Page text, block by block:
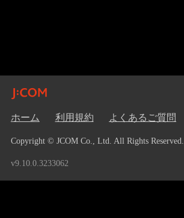
ホーム 利用規約 よくあるご質問
Copyright © JCOM Co., Ltd. All Rights Reserved.
v9.10.0.3233062